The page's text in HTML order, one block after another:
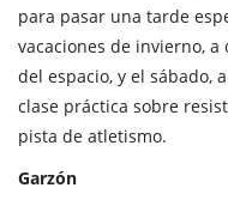
para pasar una tarde
vacaciones de invierno, a
del espacio, y el sábado,
clase práctica sobre
pista de atletismo.
Garzón